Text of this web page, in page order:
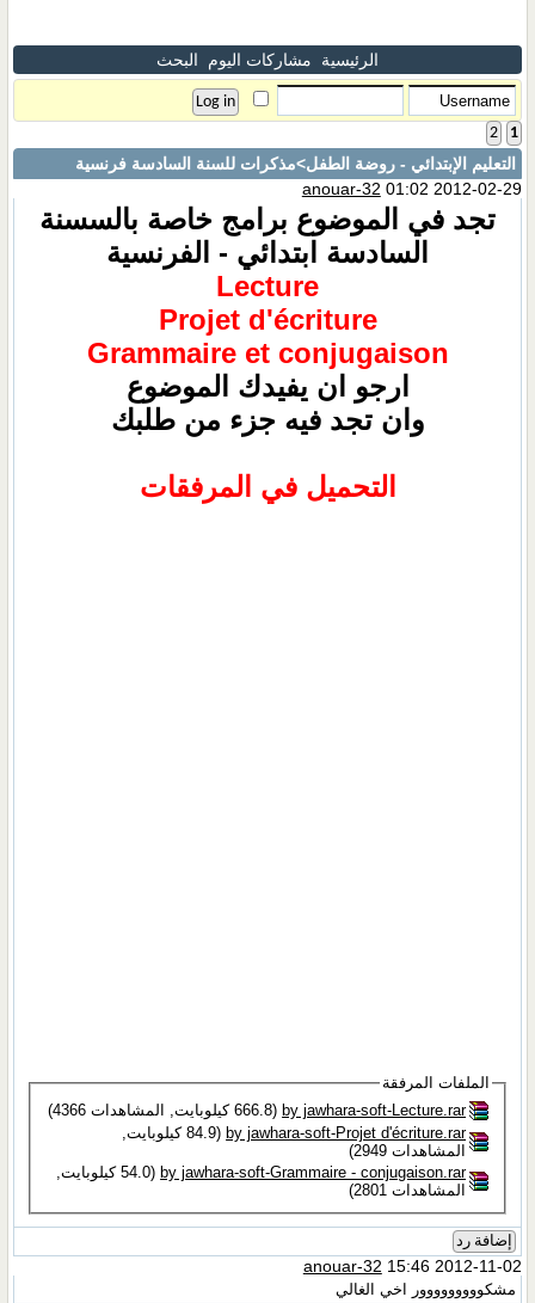
الرئيسية مشاركات اليوم البحث
1
2
التعليم الإبتدائي - روضة الطفل>مذكرات للسنة السادسة فرنسية
anouar-32 01:02 2012-02-29
تجد في الموضوع برامج خاصة بالسسنة
السادسة ابتدائي - الفرنسية
Lecture
Projet d'écriture
Grammaire et conjugaison
ارجو ان يفيدك الموضوع
وان تجد فيه جزء من طلبك
التحميل في المرفقات
الملفات المرفقة
by jawhara-soft-Lecture.rar‏(666.8 كيلوبايت, المشاهدات 4366)
by jawhara-soft-Projet d'écriture.rar‏
(84.9 كيلوبايت,
المشاهدات 2949)
by jawhara-soft-Grammaire - conjugaison.rar‏
(54.0 كيلوبايت,
المشاهدات 2801)
إضافة رد
anouar-32 15:46 2012-11-02
مشكووووووووور اخي الغالي